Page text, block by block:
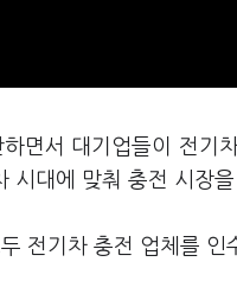
면서 대기업들이 전기
대에 맞춰 충전 시장
전기차 충전 업체를 인